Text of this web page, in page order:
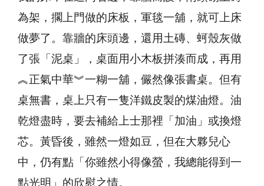
為架，擱上門做的床板，軍毯一舖，就可上床
做夢了。靠牆的床頭邊，還用土磚、蚵殼灰做
了張「泥桌」，桌面用小木板拼湊而成，再用
︽正氣中華︾一糊一舖，儼然像張書桌。但有
桌無書，桌上只有一隻洋鐵皮製的煤油燈。油
乾燈盡時，要去補給上士那裡「加油」或換燈
芯。黃昏後，雖然一燈如豆，但在大夥兒心
中，仍有點「你雖然小得像螢，我總能得到一
點光明」的欣慰之情。